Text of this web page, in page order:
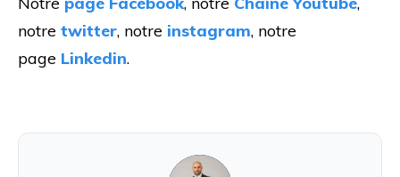
notre twitter, notre instagram, notre
page Linkedin.